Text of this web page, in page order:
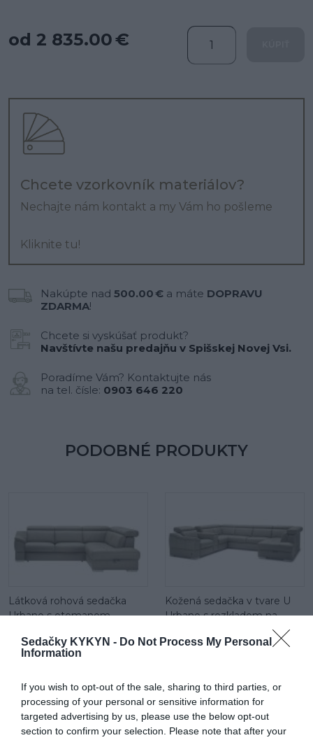
Sedačky KYKYN - Do Not Process My Personal
Information
If you wish to opt-out of the sale, sharing to third parties, or
processing of your personal or sensitive information for
targeted advertising by us, please use the below opt-out
section to confirm your selection. Please note that after your
od 2 835.00 €
Chcete vzorkovník materiálov?
Nechajte nám kontakt a my Vám ho pošleme
Kliknite tu!
Nakúpte nad 500.00 € a máte DOPRAVU
ZDARMA!
Chcete si vyskúšať produkt?
Navštívte našu predajňu v Spišskej Novej Vsi.
Poradíme Vám? Kontaktujte nás
na tel. čísle: 0903 646 220
PODOBNÉ PRODUKTY
Látková rohová sedačka
Urbano s otomanom
Kožená sedačka v tvare U
Urbano s rozkladom na